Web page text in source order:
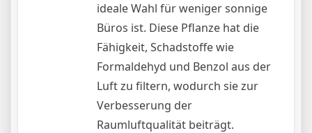
ideale Wahl für weniger sonnige
Büros ist. Diese Pflanze hat die
Fähigkeit, Schadstoffe wie
Formaldehyd und Benzol aus der
Luft zu filtern, wodurch sie zur
Verbesserung der
Raumluftqualität beiträgt.